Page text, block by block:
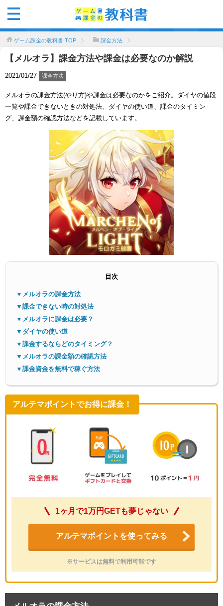
メニ
ゲーム課金の教科書 TOP 課金方法
【メルオラ】課金方法や課金は必要なのか解説
2021/01/27 課金方法
メルオラの課金方法(やり方)や課金は必要なのかをご紹介。ダイヤの値段
一覧や課金できないときの対処法、ダイヤの使い道、課金のタイミン
グ、課金額の確認方法などを記載しています。
目次
▼メルオラの課金方法
▼課金できない時の対処法
▼メルオラに課金は必要？
▼ダイヤの使い道
▼課金するならどのタイミング？
▼メルオラの課金額の確認方法
▼課金資金を無料で稼ぐ方法
アルテマポイントでお得に課金！
1ヶ月で1万円GETも夢じゃない
アルテマポイントを使ってみる
※サービスは無料で利用可能です